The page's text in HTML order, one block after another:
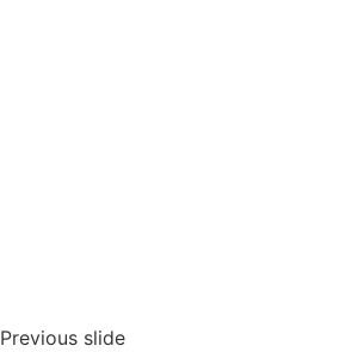
Previous slide